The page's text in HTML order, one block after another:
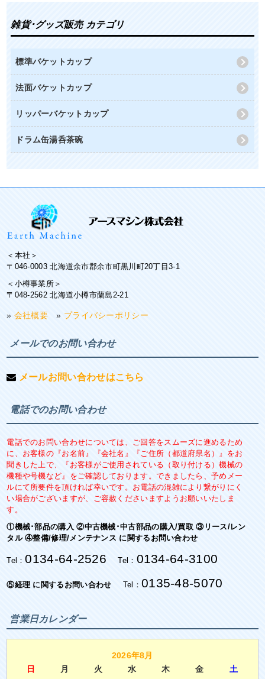
雑貨･グッズ販売 カテゴリ
標準バケットカップ
法面バケットカップ
リッパーバケットカップ
ドラム缶湯呑茶碗
＜本社＞
〒046-0003 北海道余市郡余市町黒川町20丁目3-1
＜小樽事業所＞
〒048-2562 北海道小樽市蘭島2-21
» 会社概要 » プライバシーポリシー
メールでのお問い合わせ
メールお問い合わせはこちら
電話でのお問い合わせ
電話でのお問い合わせについては、ご回答をスムーズに進めるため
に、お客様の『お名前』『会社名』『ご住所（都道府県名）』をお
聞きした上で、『お客様がご使用されている（取り付ける）機械の
機種や号機など』をご確認しております。できましたら、予めメー
ルにて所要件を頂ければ幸いです。お電話の混雑により繋がりにく
い場合がございますが、ご容赦くださいますようお願いいたしま
す。
①機械･部品の購入 ②中古機械･中古部品の購入/買取 ③リース/レン
タル ④整備/修理/メンテナンス に関するお問い合わせ
Tel：0134-64-2526 Tel： 0134-64-3100
⑤経理 に関するお問い合わせ Tel： 0135-48-5070
営業日カレンダー
2026年8月
日
月 火 水 木 金
土